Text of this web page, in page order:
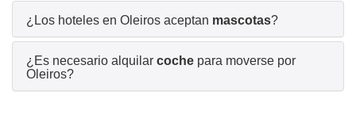
¿Los hoteles en Oleiros aceptan mascotas?
¿Es necesario alquilar coche para moverse por
Oleiros?